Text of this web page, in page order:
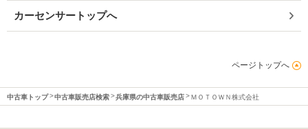
カーセンサートップへ
ページトップへ
中古車トップ 中古車販売店検索 兵庫県の中古車販売店 ＭＯＴＯＷＮ株式会社